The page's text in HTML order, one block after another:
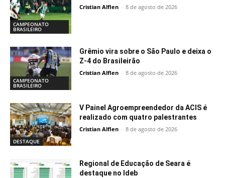
CAMPEONATO
BRASILEIRO
Cristian Alflen - 8 de agosto de 2026
CAMPEONATO
BRASILEIRO
Grêmio vira sobre o São Paulo e deixa o
Z-4 do Brasileirão
Cristian Alflen - 8 de agosto de 2026
DESTAQUE
V Painel Agroempreendedor da ACIS é
realizado com quatro palestrantes
Cristian Alflen - 8 de agosto de 2026
Regional de Educação de Seara é
destaque no Ideb